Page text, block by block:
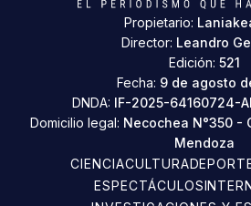
Propietario:
Director: Leandro
Edición: 521
Fecha: 9 de agosto
DNDA: IF-2025-64160724-
Domicilio legal: Necochea N°350 -
Mendoza
CIENCIACULTURA
ESPECTÁCULOS